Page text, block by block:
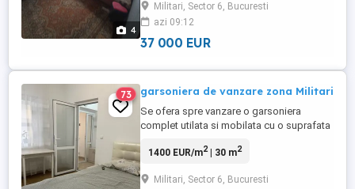
4
Militari, Sector 6, Bucuresti
azi 09:12
37 000 EUR
73 garsoniera de vanzare zona Militari
Se ofera spre vanzare o garsoniera
complet utilata si mobilata cu o suprafata
la 5 minute de mers pe jos de Piata
1400 EUR/m2| 30 m2
Militari, Sector 6, Bucuresti